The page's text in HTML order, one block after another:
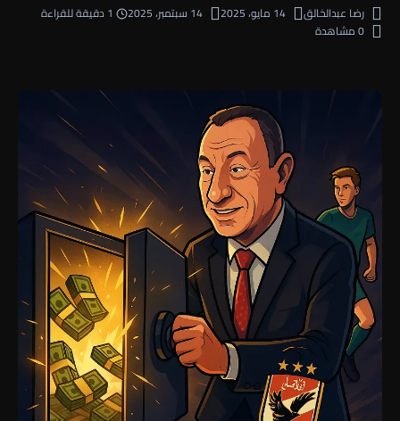
رضا عبدالخالق 14 مايو، 2025 14 سبتمبر، 2025
1 دقيقة للقراءة
0 مشاهدة